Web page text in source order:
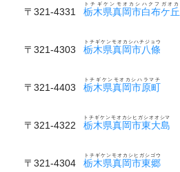
〒321-4331 栃木県真岡市白布ケ丘
トチギケンモオカシハクフガオカ
〒321-4303 栃木県真岡市八條
トチギケンモオカシハチジョウ
〒321-4403 栃木県真岡市原町
トチギケンモオカシハラマチ
〒321-4322 栃木県真岡市東大島
トチギケンモオカシヒガシオオシマ
〒321-4304 栃木県真岡市東郷
トチギケンモオカシヒガシゴウ